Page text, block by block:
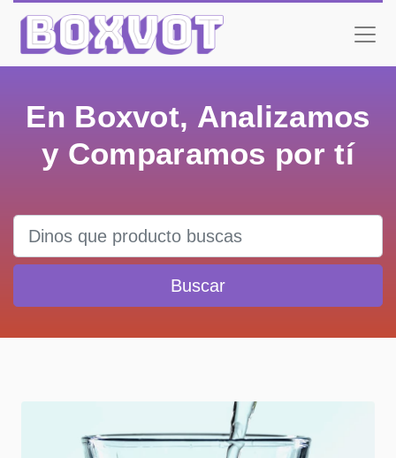
En Boxvot, Analizamos
y Comparamos por tí
Buscar